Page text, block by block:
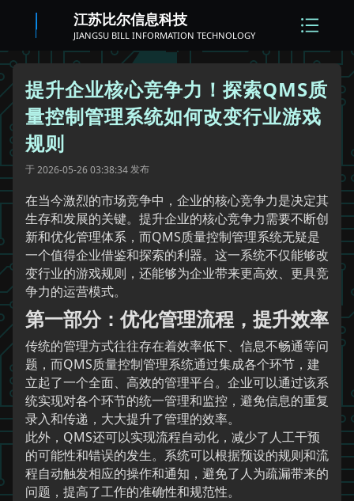
江苏比尔信息科技
JIANGSU BILL INFORMATION TECHNOLOGY
提升企业核心竞争力！探索QMS质
量控制管理系统如何改变行业游戏
规则
于2026-05-26 03:38:34发布
在当今激烈的市场竞争中，企业的核心竞争力是决定其
生存和发展的关键。提升企业的核心竞争力需要不断创
新和优化管理体系，而QMS质量控制管理系统无疑是
一个值得企业借鉴和探索的利器。这一系统不仅能够改
变行业的游戏规则，还能够为企业带来更高效、更具竞
争力的运营模式。
第一部分：优化管理流程，提升效率
传统的管理方式往往存在着效率低下、信息不畅通等问
题，而QMS质量控制管理系统通过集成各个环节，建
立起了一个全面、高效的管理平台。企业可以通过该系
统实现对各个环节的统一管理和监控，避免信息的重复
录入和传递，大大提升了管理的效率。
此外，QMS还可以实现流程自动化，减少了人工干预
的可能性和错误的发生。系统可以根据预设的规则和流
程自动触发相应的操作和通知，避免了人为疏漏带来的
问题，提高了工作的准确性和规范性。